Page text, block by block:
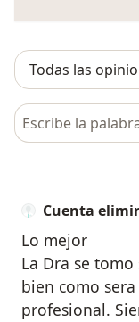
Busca en
Cuenta
Lo mejor
La Dra se
bien como
profesional.